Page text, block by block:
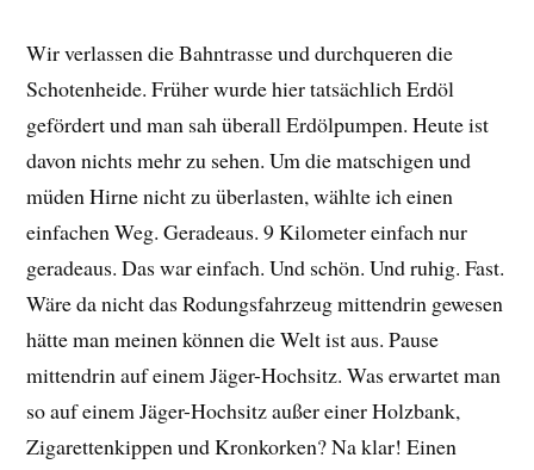
Wir verlassen die Bahntrasse und durchqueren die
Schotenheide. Früher wurde hier tatsächlich Erdöl
gefördert und man sah überall Erdölpumpen. Heute ist
davon nichts mehr zu sehen. Um die matschigen und
müden Hirne nicht zu überlasten, wählte ich einen
einfachen Weg. Geradeaus. 9 Kilometer einfach nur
geradeaus. Das war einfach. Und schön. Und ruhig. Fast.
Wäre da nicht das Rodungsfahrzeug mittendrin gewesen
hätte man meinen können die Welt ist aus. Pause
mittendrin auf einem Jäger-Hochsitz. Was erwartet man
so auf einem Jäger-Hochsitz außer einer Holzbank,
Zigarettenkippen und Kronkorken? Na klar! Einen